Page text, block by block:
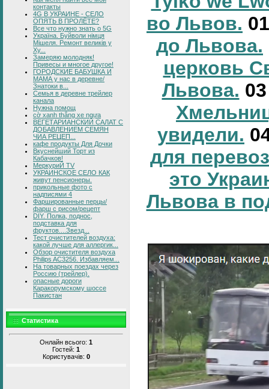
контакты
4G В УКРАИНЕ - СЕЛО
ОПЯТЬ В ПРОЛЁТЕ?
Все что нужно знать о 5G
Україна. Буйволи німця
Мішеля. Ремонт великів у
Ху...
Замеряю молодняк!
Привесы и многое другое!
ГОРОДСКИЕ БАБУШКА И
МАМА у нас в деревне/
Знатоки в...
Семья в деревне трейлер
канала
Нужна помощ
cờ xanh thắng xe ngựa
ВЕГЕТАРИАНСКИЙ САЛАТ С
ДОБАВЛЕНИЕМ СЕМЯН
ЧИА РЕЦЕП...
кафе продукты Для Дочки
Вкуснейший Торт из
Кабачков!
МеркуриЙ TV
УКРАИНСКОЕ СЕЛО КАК
живут пенсионеры.
прикольные фото с
надписями 4
Фаршированные перцы/
фарш с рисом/рецепт
DIY. Полка, поднос,
подставка для
фруктов....Звезд...
Тест очистителей воздуха:
какой лучше для аллергик...
Обзор очистителя воздуха
Philips AC3256. Избавляем...
На товарных поездах через
Россию (трейлер).
опасные дороги
Каракорумскому шоссе
Пакистан
Статистика
Онлайн всього: 1
Гостей: 1
Користувачів: 0
во Львов.
до Львова.
церковь
Львова.
увидели.
для
это
Львова в